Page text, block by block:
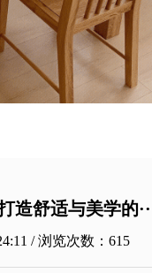
造舒适与美学的
/ 浏览次数： 615